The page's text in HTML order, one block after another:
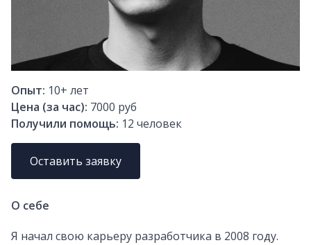
Опыт: 10+ лет
Цена (за час): 7000 руб
Получили помощь: 12 человек
Оставить заявку
О себе
Я начал свою карьеру разработчика в 2008 году.